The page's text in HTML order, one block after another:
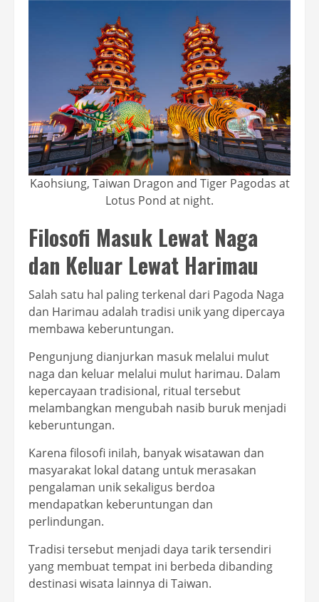
Kaohsiung, Taiwan Dragon and Tiger Pagodas at
Lotus Pond at night.
Filosofi Masuk Lewat Naga
dan Keluar Lewat Harimau
Salah satu hal paling terkenal dari Pagoda Naga
dan Harimau adalah tradisi unik yang dipercaya
membawa keberuntungan.
Pengunjung dianjurkan masuk melalui mulut
naga dan keluar melalui mulut harimau. Dalam
kepercayaan tradisional, ritual tersebut
melambangkan mengubah nasib buruk menjadi
keberuntungan.
Karena filosofi inilah, banyak wisatawan dan
masyarakat lokal datang untuk merasakan
pengalaman unik sekaligus berdoa
mendapatkan keberuntungan dan
perlindungan.
Tradisi tersebut menjadi daya tarik tersendiri
yang membuat tempat ini berbeda dibanding
destinasi wisata lainnya di Taiwan.